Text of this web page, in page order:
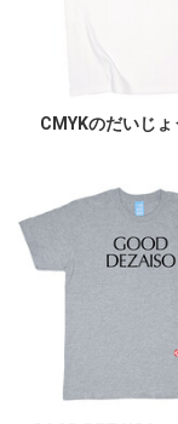
CMYKのだいじょ